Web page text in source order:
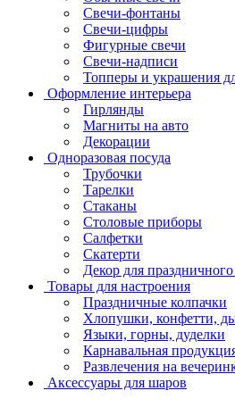
Свечи-фонтаны
Свечи-цифры
Фигурные свечи
Свечи-надписи
Топперы и украшения
Оформление интерьера
Гирлянды
Магниты на авто
Декорации
Одноразовая посуда
Трубочки
Тарелки
Стаканы
Столовые приборы
Салфетки
Скатерти
Декор для праздничного
Товары для настроения
Праздничные колпачки
Хлопушки, конфетти,
Языки, горны, дуделки
Карнавальная
Развлечения на
Аксессуары для шаров